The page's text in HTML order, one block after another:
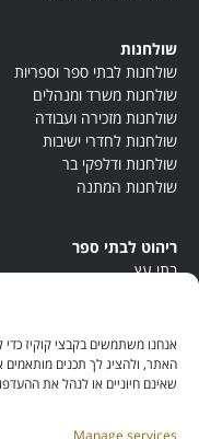
אנחנו משתמשים בקבצי קוקיז
האתר, ולהציג לך תכנים
שאינם חיוניים או לנהל את
Manage services
שולחנות
שולחנות לבתי ספר וספריות
שולחנות משרד ומנהלים
שולחנות מזכירה ועבודה
שולחנות לחדרי ישיבות
שולחנות ודלפקי בר
שולחנות המתנה
ריהוט לבתי ספר
בתי עץ
ריהוט מונטסורי
ריהוט אנתרופוסופי